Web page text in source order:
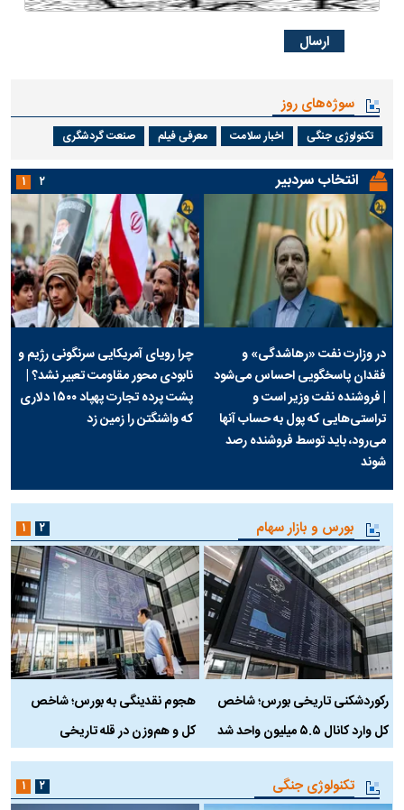
سوژه‌های روز
تکنولوژی جنگی اخبار سلامت معرفی فیلم صنعت گردشگری
انتخاب سردبیر
در وزارت نفت «رهاشدگی» و
فقدان پاسخگویی احساس می‌شود
| فروشنده نفت وزیر است و
تراستی‌هایی که پول به حساب آنها
می‌رود، باید توسط فروشنده رصد
شوند
چرا رویای آمریکایی سرنگونی رژیم و
نابودی محور مقاومت تعبیر نشد؟ |
پشت پرده تجارت پهپاد‌ ۱۵۰۰ دلاری
که واشنگتن را زمین زد
۱ ۲
بورس و بازار سهام
رکوردشکنی تاریخی بورس؛ شاخص
کل وارد کانال ۵.۵ میلیون واحد شد
هجوم نقدینگی به بورس؛ شاخص
کل و هم‌وزن در قله تاریخی
۱ ۲
تکنولوژی جنگی ۱ ۲